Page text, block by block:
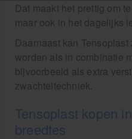
Dat maakt het prettig om
maar ook in het dagelijks
Daarnaast kan
worden als in combinatie
bijvoorbeeld als extra
zwachteltechniek.
Tensoplast kopen
breedtes